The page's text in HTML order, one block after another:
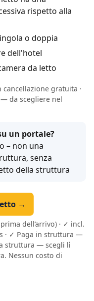
rispetto alla
o doppia
dell'hotel
da letto
gratuita ·
da scegliere nel
un portale?
– non una
senza
della struttura
→
dell’arrivo) · ✓ incl.
· ✓ Paga in struttura —
struttura — scegli lì
Nessun costo di